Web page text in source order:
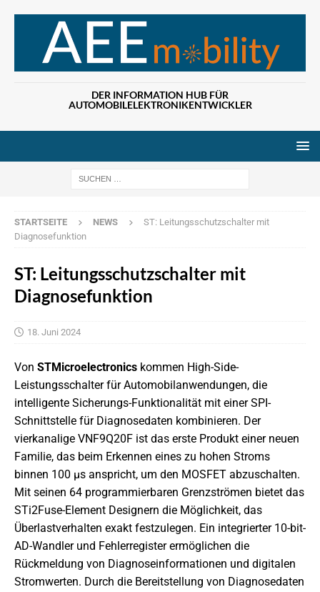
DER INFORMATION HUB FÜR
AUTOMOBILELEKTRONIKENTWICKLER
STARTSEITE NEWS
ST: Leitungsschutzschalter mit
Diagnosefunktion
ST: Leitungsschutzschalter mit
Diagnosefunktion
18. Juni 2024
Von STMicroelectronics kommen High-Side-
Leistungsschalter für Automobilanwendungen, die
intelligente Sicherungs-Funktionalität mit einer SPI-
Schnittstelle für Diagnosedaten kombinieren. Der
vierkanalige VNF9Q20F ist das erste Produkt einer neuen
Familie, das beim Erkennen eines zu hohen Stroms
binnen 100 µs anspricht, um den MOSFET abzuschalten.
Mit seinen 64 programmierbaren Grenzströmen bietet das
STi2Fuse-Element Designern die Möglichkeit, das
Überlastverhalten exakt festzulegen. Ein integrierter 10-bit-
AD-Wandler und Fehlerregister ermöglichen die
Rückmeldung von Diagnoseinformationen und digitalen
Stromwerten. Durch die Bereitstellung von Diagnosedaten